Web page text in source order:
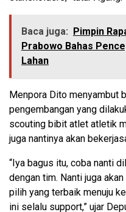
Baca juga: Pimpin
Prabowo Bahas
Lahan
Menpora Dito menyambut
pengembangan yang
scouting bibit atlet atletik
juga nantinya akan
“Iya bagus itu, coba nanti
dengan tim. Nanti juga
pilih yang terbaik menuju
ini selalu support,” ujar